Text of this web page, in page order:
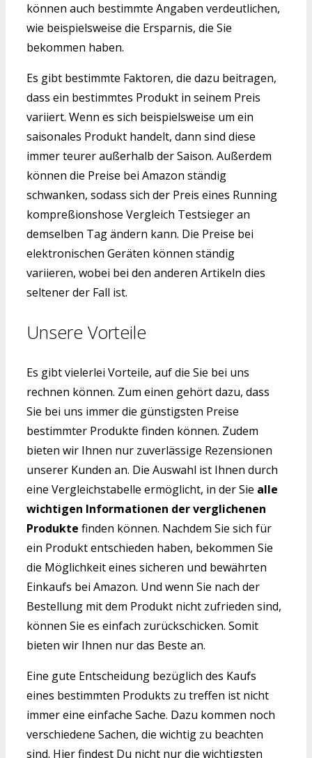
können auch bestimmte Angaben verdeutlichen,
wie beispielsweise die Ersparnis, die Sie
bekommen haben.
Es gibt bestimmte Faktoren, die dazu beitragen,
dass ein bestimmtes Produkt in seinem Preis
variiert. Wenn es sich beispielsweise um ein
saisonales Produkt handelt, dann sind diese
immer teurer außerhalb der Saison. Außerdem
können die Preise bei Amazon ständig
schwanken, sodass sich der Preis eines Running
kompreßionshose Vergleich Testsieger an
demselben Tag ändern kann. Die Preise bei
elektronischen Geräten können ständig
variieren, wobei bei den anderen Artikeln dies
seltener der Fall ist.
Unsere Vorteile
Es gibt vielerlei Vorteile, auf die Sie bei uns
rechnen können. Zum einen gehört dazu, dass
Sie bei uns immer die günstigsten Preise
bestimmter Produkte finden können. Zudem
bieten wir Ihnen nur zuverlässige Rezensionen
unserer Kunden an. Die Auswahl ist Ihnen durch
eine Vergleichstabelle ermöglicht, in der Sie alle
wichtigen Informationen der verglichenen
Produkte finden können. Nachdem Sie sich für
ein Produkt entschieden haben, bekommen Sie
die Möglichkeit eines sicheren und bewährten
Einkaufs bei Amazon. Und wenn Sie nach der
Bestellung mit dem Produkt nicht zufrieden sind,
können Sie es einfach zurückschicken. Somit
bieten wir Ihnen nur das Beste an.
Eine gute Entscheidung bezüglich des Kaufs
eines bestimmten Produkts zu treffen ist nicht
immer eine einfache Sache. Dazu kommen noch
verschiedene Sachen, die wichtig zu beachten
sind. Hier findest Du nicht nur die wichtigsten